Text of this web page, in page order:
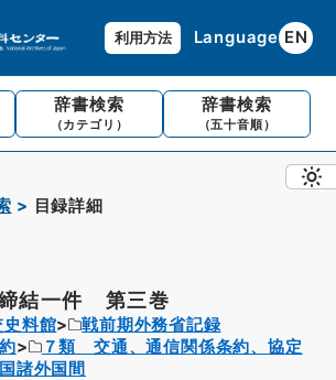
利用方法 Language EN
辞書検索
（カテゴリ）
辞書検索
（五十音順）
目録詳細
結一件 第三巻
料館
戦前期外務省記録
７類 交通、通信関係条約、協定
諸外国間